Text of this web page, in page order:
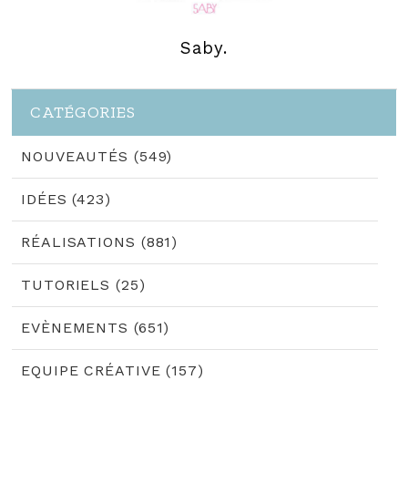
Saby.
CATÉGORIES
NOUVEAUTÉS (549)
IDÉES (423)
RÉALISATIONS (881)
TUTORIELS (25)
EVÈNEMENTS (651)
EQUIPE CRÉATIVE (157)